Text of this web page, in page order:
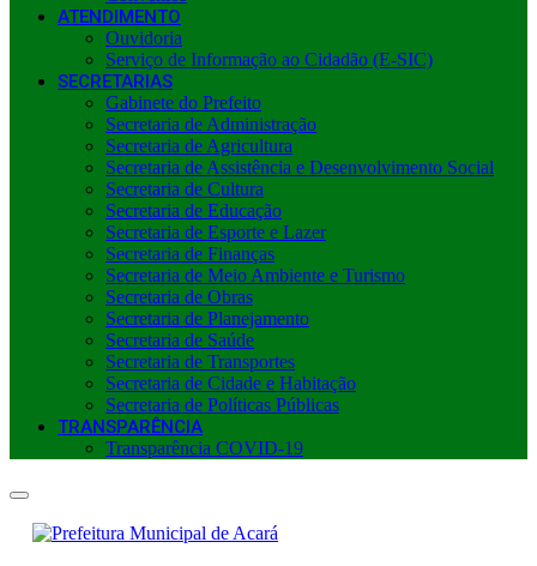
ATENDIMENTO
Ouvidoria
Serviço de Informação ao Cidadão (E-SIC)
SECRETARIAS
Gabinete do Prefeito
Secretaria de Administração
Secretaria de Agricultura
Secretaria de Assistência e Desenvolvimento Social
Secretaria de Cultura
Secretaria de Educação
Secretaria de Esporte e Lazer
Secretaria de Finanças
Secretaria de Meio Ambiente e Turismo
Secretaria de Obras
Secretaria de Planejamento
Secretaria de Saúde
Secretaria de Transportes
Secretaria de Cidade e Habitação
Secretaria de Políticas Públicas
TRANSPARÊNCIA
Transparência COVID-19